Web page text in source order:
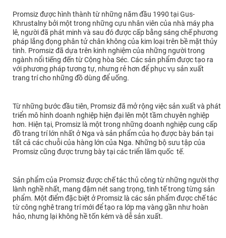
Promsiz được hình thành từ những năm đầu 1990 tại Gus-
Khrustalny bởi một trong những cựu nhân viên của nhà máy pha
lê, người đã phát minh và sau đó được cấp bằng sáng chế phương
pháp lắng đọng phân tử chân không của kim loại trên bề mặt thủy
tinh. Promsiz đã dựa trên kinh nghiệm của những người trong
ngành nổi tiếng đến từ Cộng hòa Séc. Các sản phẩm được tạo ra
với phương pháp tương tự, nhưng rẻ hơn để phục vụ sản xuất
trang trí cho những đồ dùng để uống.
Từ những bước đầu tiên, Promsiz đã mở rộng việc sản xuất và phát
triển mô hình doanh nghiệp hiện đại lên một tầm chuyên nghiệp
hơn. Hiện tại, Promsiz là một trong những doanh nghiệp cung cấp
đồ trang trí lớn nhất ở Nga và sản phẩm của họ được bày bán tại
tất cả các chuỗi của hàng lớn của Nga. Những bộ sưu tập của
Promsiz cũng được trưng bày tại các triển lãm quốc tế.
Sản phẩm của Promsiz được chế tác thủ công từ những người thợ
lành nghề nhất, mang đậm nét sang trọng, tinh tế trong từng sản
phẩm. Một điểm đặc biệt ở Promsiz là các sản phẩm được chế tác
từ công nghê trang trí mới để tạo ra lớp mạ vàng gần như hoàn
hảo, nhưng lại không hề tốn kém và dễ sản xuất.